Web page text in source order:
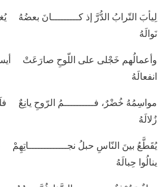
لِيأبَ التّرابُ الدُّرَّ إذ كـــــــــانَ بعضُهُ
نَوالَهُ
وأعمالُهم خَجْلى على اللّوحِ صارَعَتْ
انفعالَهُ
مواسِمُهُ خُضْرٌ، فــــــــــمُ الرّوحِ يانِعٌ
زُلالَهُ
يُقَطَّعُ بينَ النّاسِ حبلُ نجـــــــــــــاتِهِمْ
ينالُوا حِبالَهُ